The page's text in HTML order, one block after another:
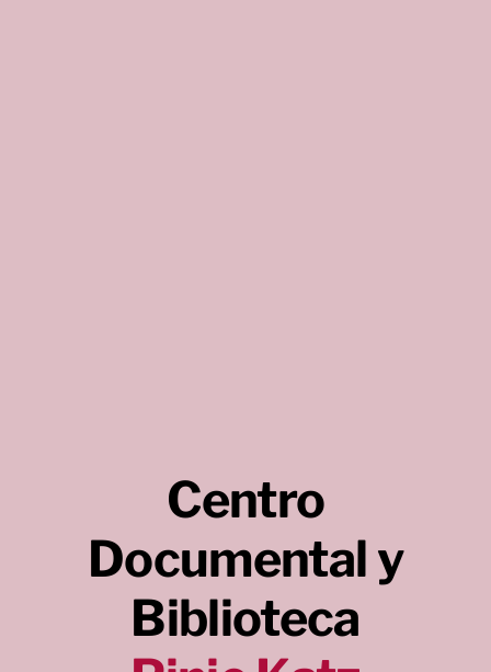
Centro
Documental y
Biblioteca